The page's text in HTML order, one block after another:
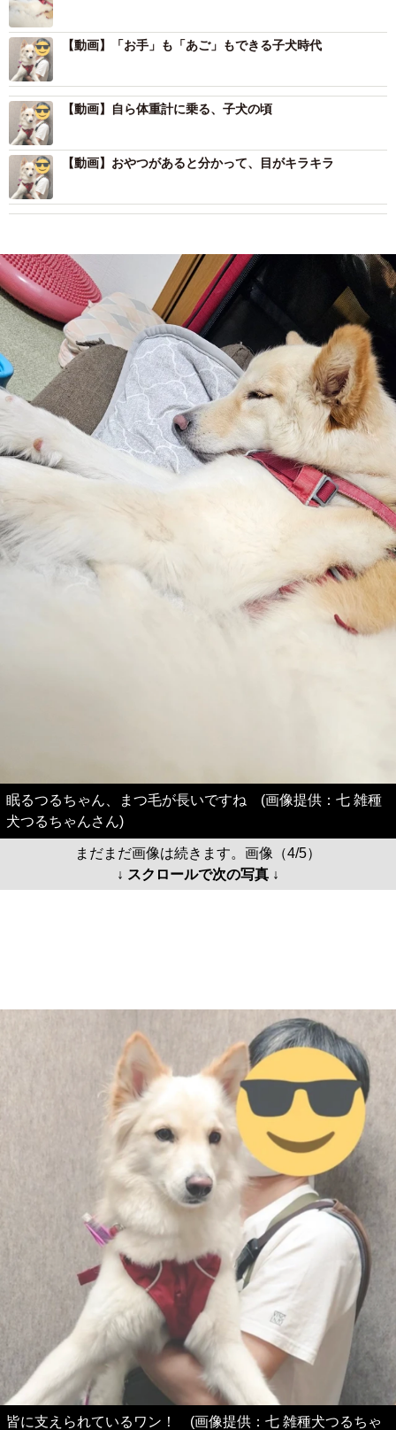
【動画】「お手」も「あご」もできる子犬時代
【動画】自ら体重計に乗る、子犬の頃
【動画】おやつがあると分かって、目がキラキラ
眠るつるちゃん、まつ毛が長いですね (画像提供：七 雑種
犬つるちゃんさん)
まだまだ画像は続きます。画像（4/5）
↓ スクロールで次の写真 ↓
皆に支えられているワン！ (画像提供：七 雑種犬つるちゃ